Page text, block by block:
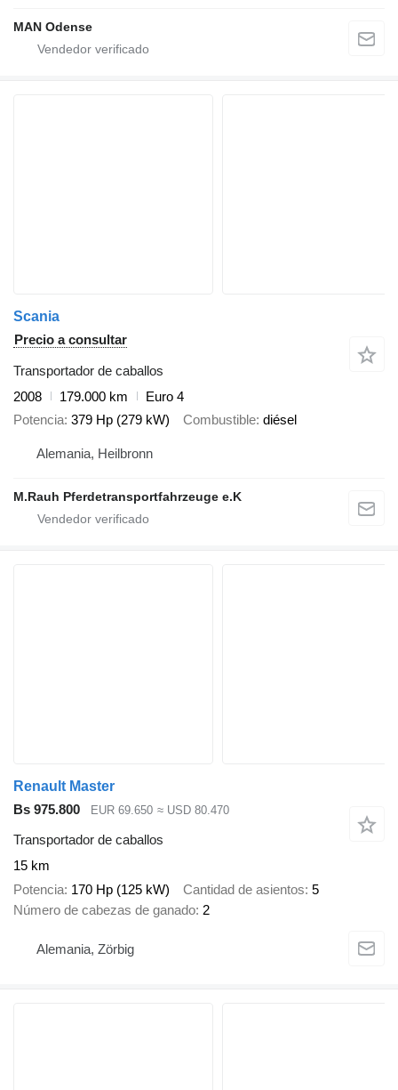
MAN Odense
Scania
Precio a consultar
Transportador de caballos
2008
179.000 km
Euro 4
Potencia 379 Hp (279 kW) Combustible diésel
Alemania, Heilbronn
M.Rauh Pferdetransportfahrzeuge e.K
Renault Master
Bs 975.800
EUR 69.650 ≈ USD 80.470
Transportador de caballos
15 km
Potencia 170 Hp (125 kW) Cantidad de asientos 5
Número de cabezas de ganado 2
Alemania, Zörbig